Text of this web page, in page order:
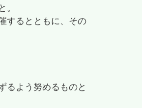
。
するとともに、その
るよう努めるものと